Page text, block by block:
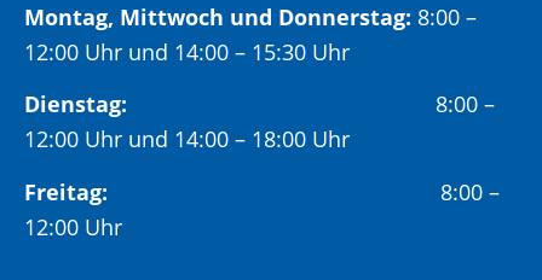
Montag, Mittwoch und Donnerstag: 8:00 –
12:00 Uhr und 14:00 – 15:30 Uhr
Dienstag: 8:00 –
12:00 Uhr und 14:00 – 18:00 Uhr
Freitag:
8:00 –
12:00 Uhr